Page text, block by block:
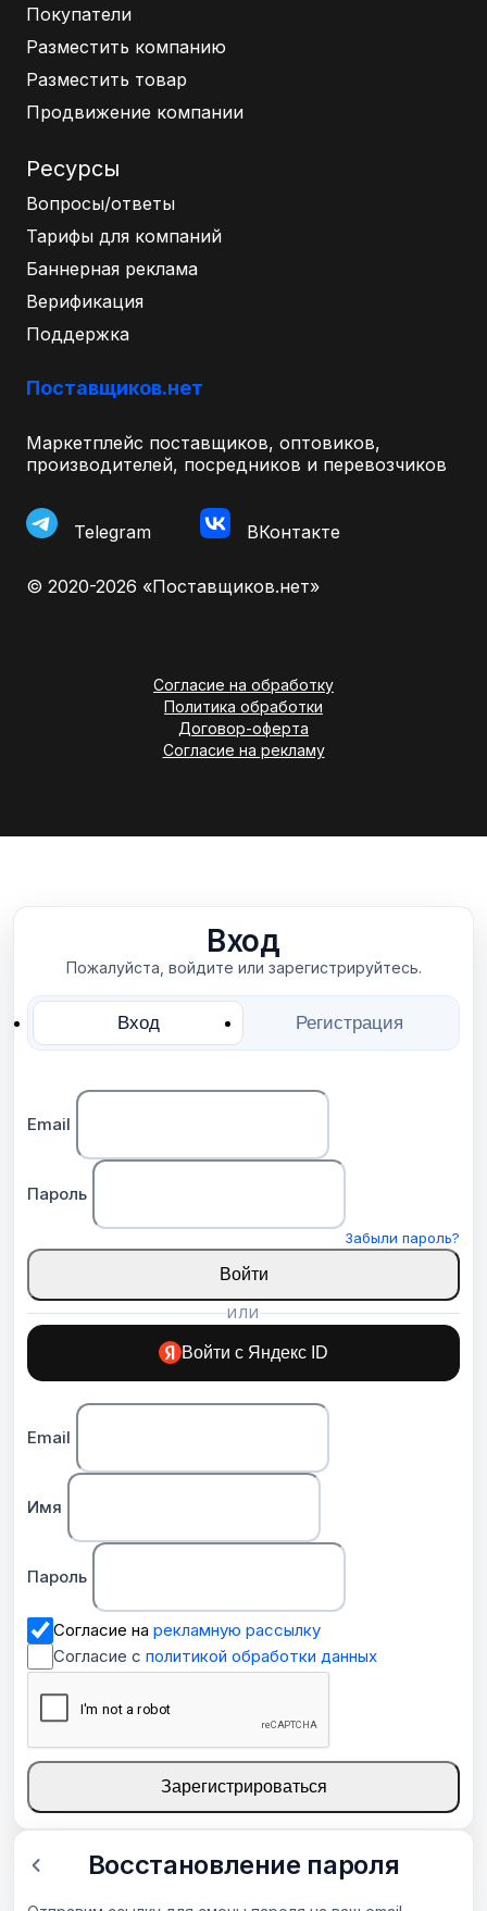
Покупатели
Разместить компанию
Разместить товар
Продвижение компании
Ресурсы
Вопросы/ответы
Тарифы для компаний
Баннерная реклама
Верификация
Поддержка
Поставщиков.нет
Маркетплейс поставщиков, оптовиков,
производителей, посредников и перевозчиков
Telegram ВКонтакте
© 2020-2026 «Поставщиков.нет»
Согласие на обработку
Политика обработки
Договор-оферта
Согласие на рекламу
Вход
Пожалуйста, войдите или зарегистрируйтесь.
Вход Регистрация
Email
Пароль
Забыли пароль?
Войти
ИЛИ
Войти с Яндекс ID
Email
Имя
Пароль
Согласие на рекламную рассылку
Согласие с политикой обработки данных
Зарегистрироваться
Восстановление пароля